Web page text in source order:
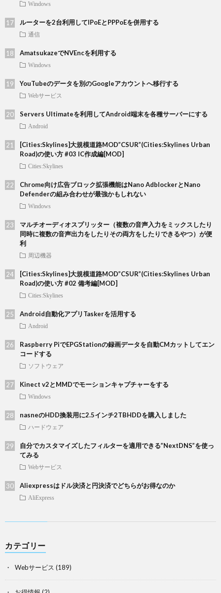
Windows
ルーターを2台利用してIPoEとPPPoEを併用する
通信
AmatsukazeでNVEncを利用する
Windows
YouTubeのデータを別のGoogleアカウントへ移行する
Webサービス
Servers Ultimateを利用してAndroid端末を各種サーバーにする
Android
[Cities:Skylines]大規模道路MOD”CSUR”(Cities:Skylines Urban
Road)の使い方 #03 IC作成編[MOD]
Cities:Skylines
Chrome向け広告ブロック拡張機能はNano AdblockerとNano
Defenderの組み合わせが最強かもしれない
Windows
マルチオーディオスプリッター（複数の音声入力をミックスしたり
同時に複数の音声出力をしたりその両方をしたりできるやつ）が便
利
周辺機器
[Cities:Skylines]大規模道路MOD”CSUR”(Cities:Skylines Urban
Road)の使い方 #02 備考編[MOD]
Cities:Skylines
Android自動化アプリTaskerを活用する
Android
Raspberry PiでEPGStationの録画データを自動CMカットしてエン
コードする
ソフトウェア
Kinect v2とMMDでモーションキャプチャーをする
Windows
nasneのHDD換装用に2.5インチ2TBHDDを購入しました
ハードウェア
自分でカスタマイズしたフィルターを適用できる”NextDNS”を使っ
てみる
Webサービス
Aliexpressはドル決済と円決済でどちらがお得なのか
AliExpress
カテゴリー
Webサービス (189)